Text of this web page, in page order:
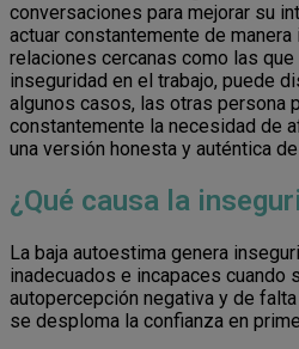
conversaciones para mejorar su
actuar constantemente de
relaciones cercanas como las
inseguridad en el trabajo, puede
algunos casos, las otras persona
constantemente la necesidad de
una versión honesta y auténtica
¿Qué causa la
La baja autoestima genera
inadecuados e incapaces cuando
autopercepción negativa y de
se desploma la confianza en